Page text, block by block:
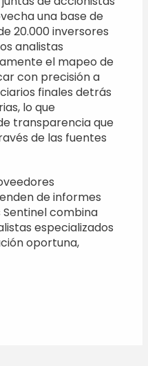
una base de
20.000 inversores
analistas
el mapeo de
con precisión a
finales detrás
lo que
transparencia que
de las fuentes
de informes
Sentinel combina
especializados
oportuna,